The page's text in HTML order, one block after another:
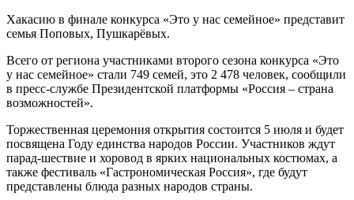
Хакасию в финале конкурса «Это у нас семейное» представит
семья Поповых, Пушкарёвых.
Всего от региона участниками второго сезона конкурса «Это
у нас семейное» стали 749 семей, это 2 478 человек, сообщили
в пресс-службе Президентской платформы «Россия – страна
возможностей».
Торжественная церемония открытия состоится 5 июля и будет
посвящена Году единства народов России. Участников ждут
парад-шествие и хоровод в ярких национальных костюмах, а
также фестиваль «Гастрономическая Россия», где будут
представлены блюда разных народов страны.